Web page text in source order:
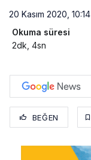
20 Kasım 2020, 10:14
Okuma süresi
2dk, 4sn
BEĞEN